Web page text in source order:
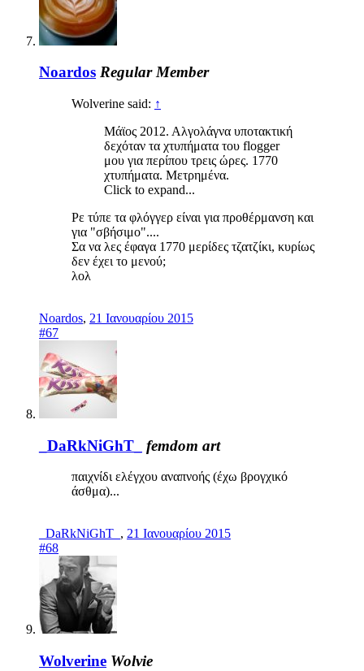
Noardos Regular Member
Wolverine said: ↑
Μάϊος 2012. Αλγολάγνα υποτακτική
δεχόταν τα χτυπήματα του flogger
μου για περίπου τρεις ώρες. 1770
χτυπήματα. Μετρημένα.
Click to expand...
Ρε τύπε τα φλόγγερ είναι για προθέρμανση και
για "σβήσιμο"....
Σα να λες έφαγα 1770 μερίδες τζατζίκι, κυρίως
δεν έχει το μενού;
λολ
Noardos, 21 Ιανουαρίου 2015
#67
_DaRkNiGhT_ femdom art
παιχνίδι ελέγχου αναπνοής (έχω βρογχικό
άσθμα)...
_DaRkNiGhT_ , 21 Ιανουαρίου 2015
#68
Wolverine Wolvie